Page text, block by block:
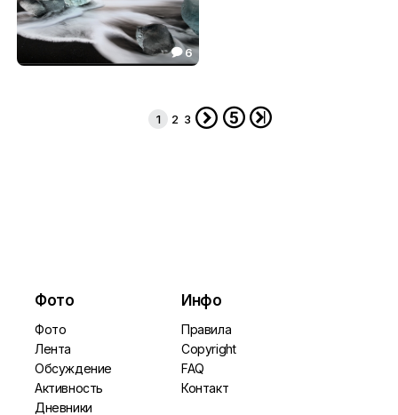
 6
1 2 3   
Фото
Фото
Лента
Обсуждение
Активность
Дневники
Инфо
Правила
Copyright
FAQ
Контакт